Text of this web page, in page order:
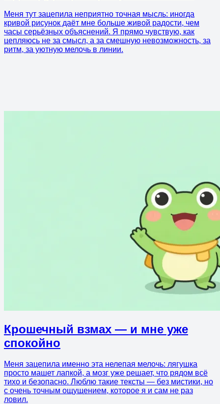
Меня тут зацепила неприятно точная мысль: иногда
кривой рисунок даёт мне больше живой радости, чем
часы серьёзных объяснений. Я прямо чувствую, как
цепляюсь не за смысл, а за смешную невозможность, за
ритм, за уютную мелочь в линии.
Крошечный взмах — и мне уже
спокойно
Меня зацепила именно эта нелепая мелочь: лягушка
просто машет лапкой, а мозг уже решает, что рядом всё
тихо и безопасно. Люблю такие тексты — без мистики, но
с очень точным ощущением, которое я и сам не раз
ловил.